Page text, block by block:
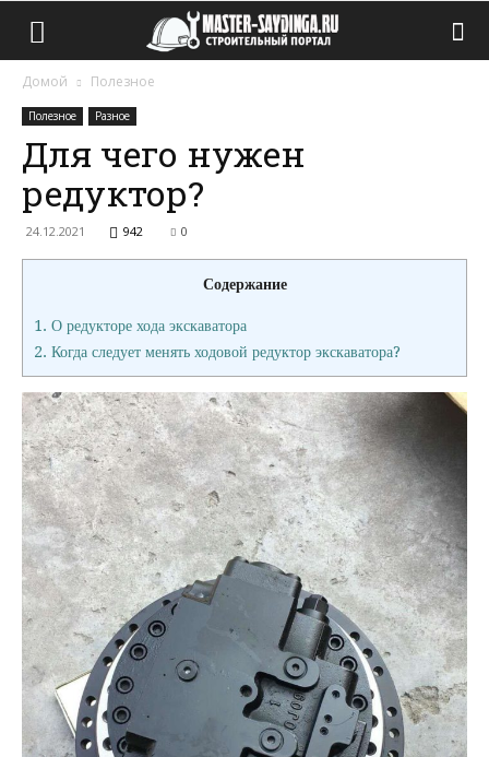
Домой Полезное
Полезное Разное
Для чего нужен
редуктор?
24.12.2021 942 0
Содержание
1. О редукторе хода экскаватора
2. Когда следует менять ходовой редуктор экскаватора?